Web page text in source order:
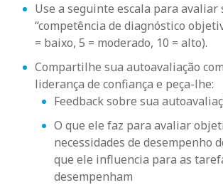
Use a seguinte escala para avaliar
“competência de diagnóstico
= baixo, 5 = moderado, 10 = alto).
Compartilhe sua autoavaliação
liderança de confiança e peça-lhe:
Feedback sobre sua
O que ele faz para avaliar
necessidades de desempenho
que ele influencia para as
desempenham